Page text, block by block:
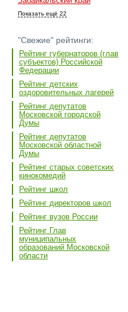
Показать ещё 22
"Свежие" рейтинги:
Рейтинг губернаторов (глав
субъектов) Российской
Федерации
Рейтинг детских
оздоровительных лагерей
Рейтинг депутатов
Московской городской
Думы
Рейтинг депутатов
Московской областной
Думы
Рейтинг старых советских
кинокомедий
Рейтинг школ
Рейтинг директоров школ
Рейтинг вузов России
Рейтинг Глав
муниципальных
образований Московской
области